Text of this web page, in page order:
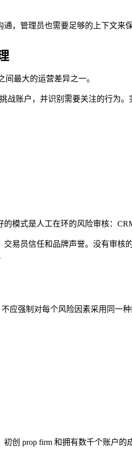
，管理员也需要足够的上下文来
间最大的运营差异之一。
战账户，并识别需要关注的行为。
模式是人工在环的风险审核：
交易员信任和品牌声誉。没有审
应强制对每个风险因素采用同一种
创 prop firm 和拥有数千个账户的